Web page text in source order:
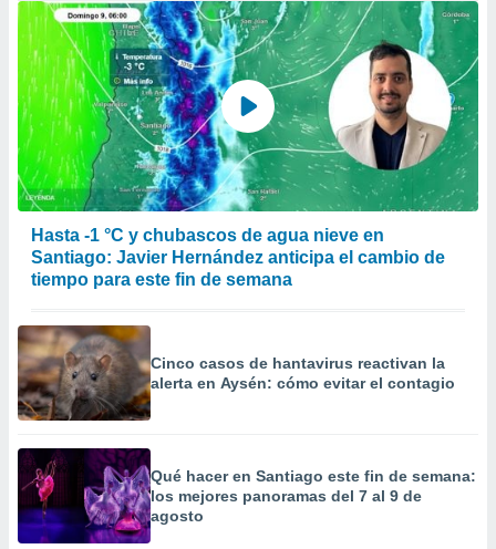
Hasta -1 °C y chubascos de agua nieve en
Santiago: Javier Hernández anticipa el cambio de
tiempo para este fin de semana
Cinco casos de hantavirus reactivan la
alerta en Aysén: cómo evitar el contagio
Qué hacer en Santiago este fin de semana:
los mejores panoramas del 7 al 9 de
agosto